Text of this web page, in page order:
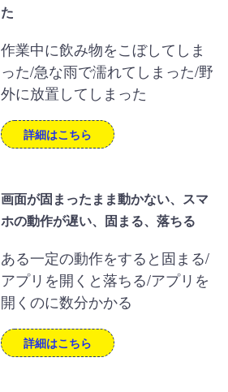
た
作業中に飲み物をこぼしてしま
った/急な雨で濡れてしまった/野
外に放置してしまった
詳細はこちら
画面が固まったまま動かない、スマ
ホの動作が遅い、固まる、落ちる
ある一定の動作をすると固まる/
アプリを開くと落ちる/アプリを
開くのに数分かかる
詳細はこちら